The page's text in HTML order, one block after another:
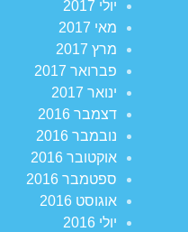
יולי 2017
מאי 2017
מרץ 2017
פברואר 2017
ינואר 2017
דצמבר 2016
נובמבר 2016
אוקטובר 2016
ספטמבר 2016
אוגוסט 2016
יולי 2016